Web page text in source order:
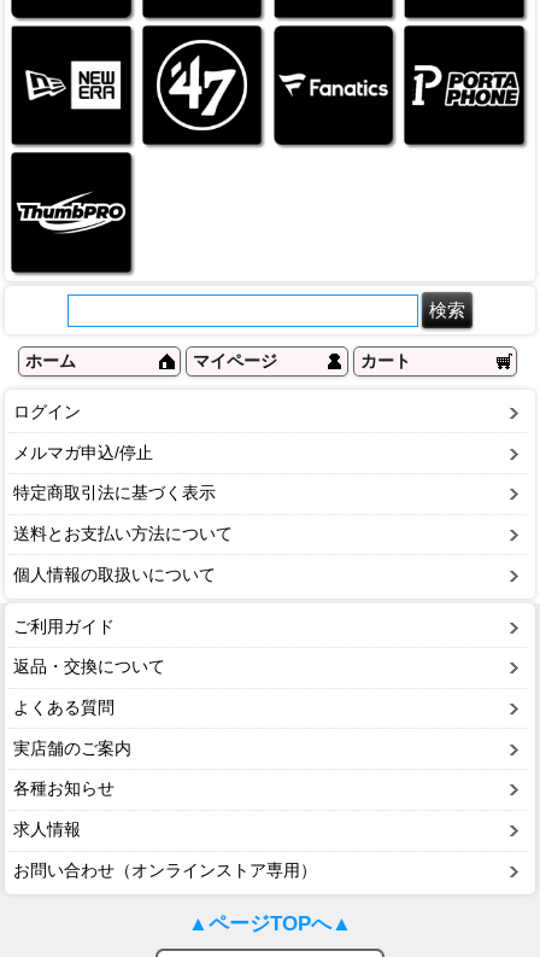
ホーム マイページ カート
ログイン
メルマガ申込/停止
特定商取引法に基づく表示
送料とお支払い方法について
個人情報の取扱いについて
ご利用ガイド
返品・交換について
よくある質問
実店舗のご案内
各種お知らせ
求人情報
お問い合わせ（オンラインストア専用）
▲ページTOPへ▲